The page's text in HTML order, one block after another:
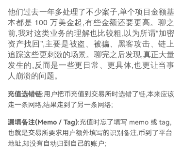
法律咨询等。 然而，该领域也存在风险，如无实
际能力的中间商转手案件，甚至借机进行二次诈
骗，如索要私钥或收取“解冻费”。真正专业的团队
反而会审慎评估，根据具体案例（如充错地址的可
逆性、助记词错误类型、冻结原因等）判断可行
性，而非承诺“包找回”。 加密资产找回正从零散
求助走向专业化。它不追求宏大叙事，而是解决用
户低频但迫切的刚需。随着行业发展，在复杂的加
密系统与普通用户之间，这类提供技术、合规与法
律综合支持的服务将愈发重要。作者团队已与专业
评估和路径分析，首要目标是帮助用户厘清问题，
避免情况恶化。
他们过去一年多处理了不少案子,单个项目金额基
本都是 100 万美金起,有些金额还要更高。聊之
前,我对这类业务的理解也比较粗,以为所谓“加密
资产找回”,主要是被盗、被骗、黑客攻击、链上
追踪这些更刺激的场景。聊完之后发现,真正大量
发生的,反而是一些更日常、更具体,也更让当事
人崩溃的问题。
充值选错链:用户把币充值到交易所时选错了链,本来应该
走一条网络,结果走到了另一条网络;
漏填备注(Memo / Tag):充值时忘了填写 memo 或 tag,
也就是交易所要求用户额外填写的识别备注,币到了平台
地址,却没有自动归到自己的账户;